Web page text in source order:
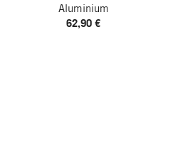
Aluminium
62,90 €